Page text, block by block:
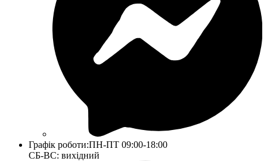
Графік роботи:ПН-ПТ 09:00-18:00
СБ-ВС: вихідний